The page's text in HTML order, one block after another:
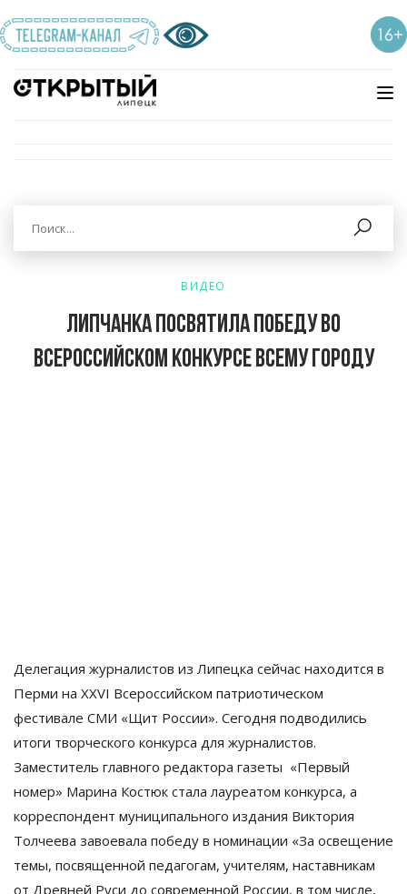
ВИДЕО
Липчанка посвятила победу во
Всероссийском конкурсе всему городу
Делегация журналистов из Липецка сейчас находится в
Перми на XХVI Всероссийском патриотическом
фестивале СМИ «Щит России». Сегодня подводились
итоги творческого конкурса для журналистов.
Заместитель главного редактора газеты «Первый
номер» Марина Костюк стала лауреатом конкурса, а
корреспондент муниципального издания Виктория
Толчеева завоевала победу в номинации «За освещение
темы, посвященной педагогам, учителям, наставникам
от Древней Руси до современной России, в том числе,